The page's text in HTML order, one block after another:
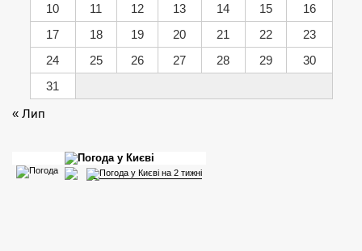
10
11 12 13 14 15
16
17
18 19 20 21 22
23
24
25 26 27 28 29
30
31
« Лип